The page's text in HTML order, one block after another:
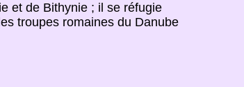
et de Bithynie ; il se réfugie
troupes romaines du Danube